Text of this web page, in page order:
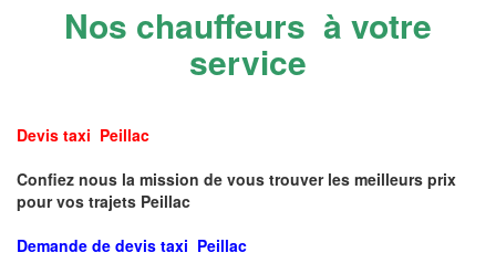
Nos chauffeurs à votre
service
Devis taxi Peillac
Confiez nous la mission de vous trouver les meilleurs prix
pour vos trajets Peillac
Demande de devis taxi Peillac